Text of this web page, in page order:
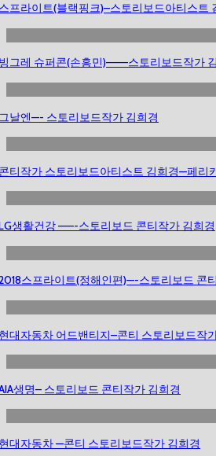
프라이트(블랙핑크)–스토리보드아티스트
그레 슈퍼콘(손흥민)——–스토리보드작가
날엔—- 스토리보드작가 김희경
티작가 스토리보드아티스트 김희경—페리
생활건강 ——-스토리보드 콘티작가 김희경
스프라이트(정해인편)—-스토리보드 콘
대자동차 어드밴티지–콘티 스토리보드작
생명– 스토리보드 콘티작가 김희경
대자동차 —콘티 스토리보드작가 김희경